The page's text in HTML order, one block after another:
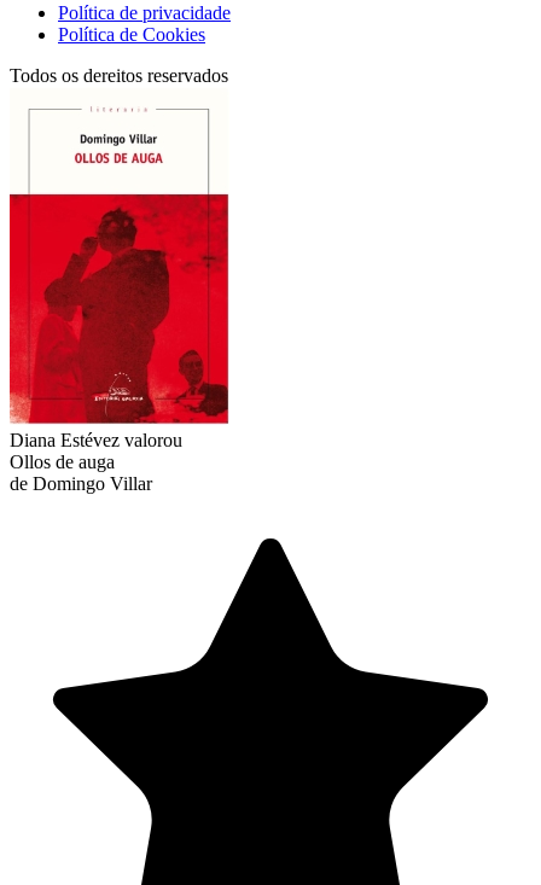
Política de privacidade
Política de Cookies
Todos os dereitos reservados
Diana Estévez valorou
Ollos de auga
de Domingo Villar